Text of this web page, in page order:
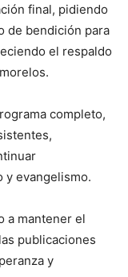
final, pidiendo
de bendición para
el respaldo
completo,
y evangelismo.
a mantener el
publicaciones
y